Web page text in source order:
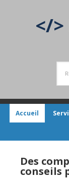
</>
Accueil
Des
conseils